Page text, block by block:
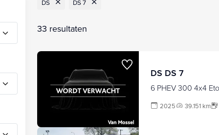
DS DS 7
33 resultaten
DS DS 7
6 PHEV 300 4x4
2025 39.151 km